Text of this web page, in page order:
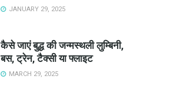
JANUARY 29, 2025
कैसे जाएं बुद्ध की जन्मस्थली लुम्बिनी,
बस, ट्रेन, टैक्सी या फ्लाइट
MARCH 29, 2025